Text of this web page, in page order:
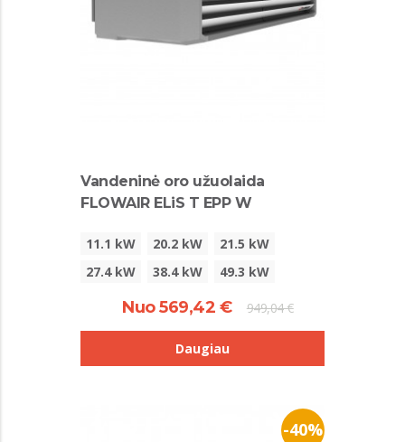
Vandeninė oro užuolaida
FLOWAIR ELiS T EPP W
11.1 kW 20.2 kW
21.5 kW
27.4 kW
38.4 kW 49.3 kW
Nuo 569,42 € 949,04 €
Daugiau
-40%